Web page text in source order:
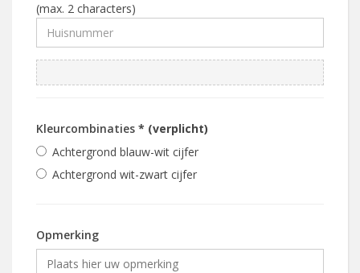
(max. 2 characters)
Kleurcombinaties * (verplicht)
Achtergrond blauw-wit cijfer
Achtergrond wit-zwart cijfer
Opmerking